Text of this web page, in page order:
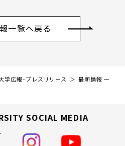
一覧へ戻る
学広報・プレスリリース
最新情報 一
SOCIAL MEDIA